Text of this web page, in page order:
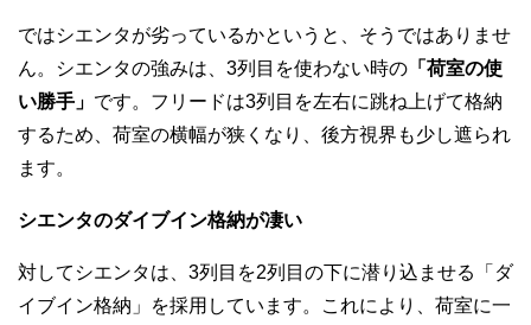
ではシエンタが劣っているかというと、そうではありませ
ん。シエンタの強みは、3列目を使わない時の 「荷室の使
い勝手」 です。フリードは3列目を左右に跳ね上げて格納
するため、荷室の横幅が狭くなり、後方視界も少し遮られ
ます。
シエンタのダイブイン格納が凄い
対してシエンタは、3列目を2列目の下に潜り込ませる「ダ
イブイン格納」を採用しています。これにより、荷室に一